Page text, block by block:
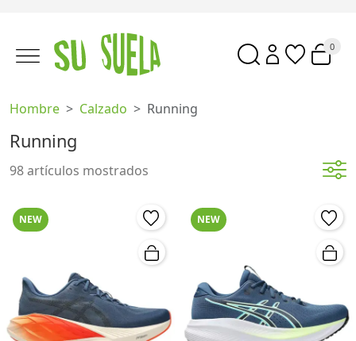
0
Hombre Calzado Running
Running
98 artículos mostrados
NEW NEW